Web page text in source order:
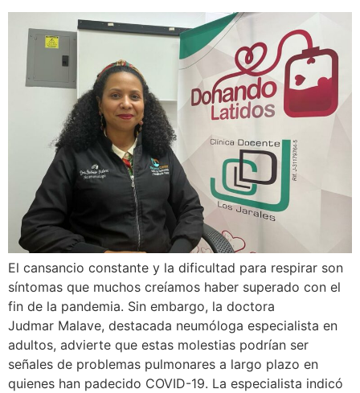
El cansancio constante y la dificultad para respirar son
síntomas que muchos creíamos haber superado con el
fin de la pandemia. Sin embargo, la doctora
Judmar Malave, destacada neumóloga especialista en
adultos, advierte que estas molestias podrían ser
señales de problemas pulmonares a largo plazo en
quienes han padecido COVID-19. La especialista indicó